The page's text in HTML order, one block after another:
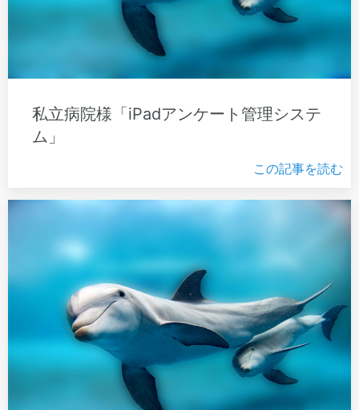
私立病院様「iPadアンケート管理システ
ム」
この記事を読む